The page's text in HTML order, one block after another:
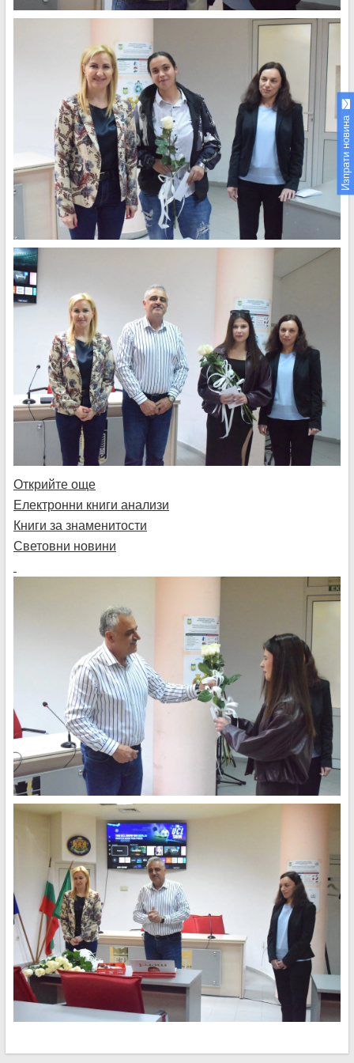
Открийте още
Електронни книги анализи
Книги за знаменитости
Световни новини
Изпрати новина